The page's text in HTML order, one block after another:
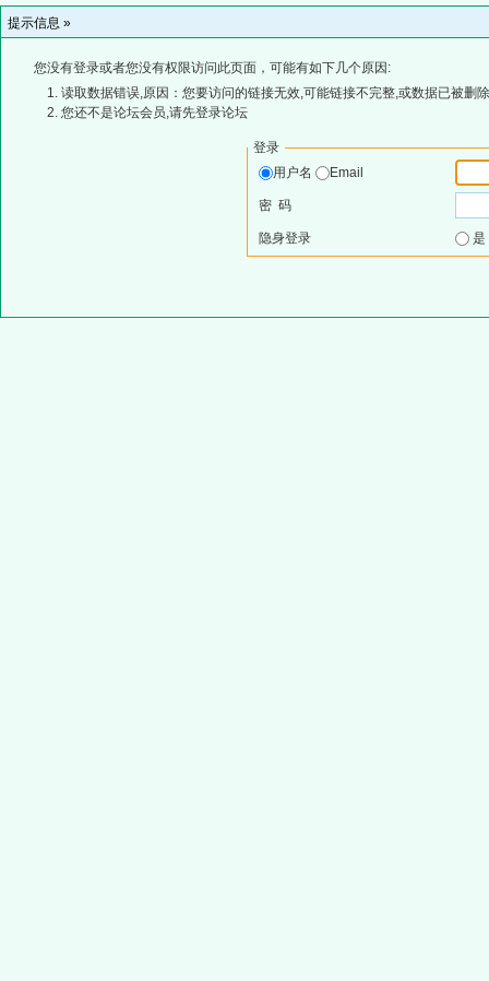
提示信息 »
您没有登录或者您没有权限访问此页面，可能有如下几个原因:
读取数据错误,原因：您要访问的链接无效,可能链接不完整,或数据已被删
您还不是论坛会员,请先登录论坛
登录
用户名
Email
密 码
隐身登录